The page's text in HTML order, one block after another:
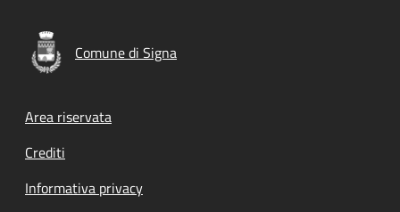
Comune di Signa
Footer menu
Area riservata
Crediti
Informativa privacy